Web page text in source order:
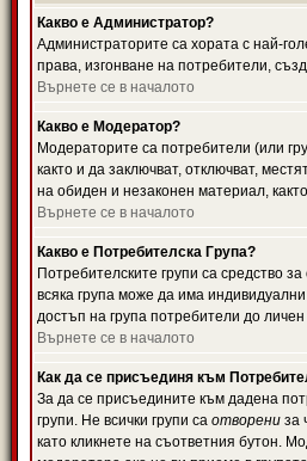
Какво е Администратор?
Администраторите са хората с най-
права, изгонване на потребители,
Върнете се в началото
Какво е Модератор?
Модераторите са потребители (или
както и да заключват, отключват,
на обиден и незаконен материал,
Върнете се в началото
Какво е Потребителска Група?
Потребителските групи са средство
всяка група може да има
достъп на група потребители до
Върнете се в началото
Как да се присъединя към
За да се присъедините към дадена
групи. Не всички групи са отворени за
като кликнете на съответния бутон.